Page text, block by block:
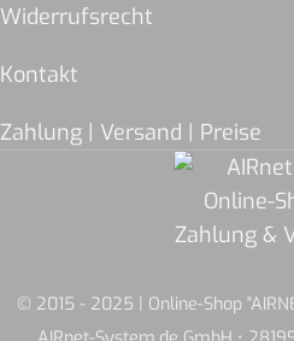
Widerrufsrecht
Kontakt
Zahlung | Versand | Preise
© 2015 - 2025 | Online-Shop